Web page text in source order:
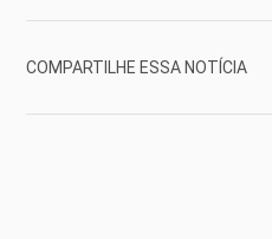
COMPARTILHE ESSA NOTÍCIA